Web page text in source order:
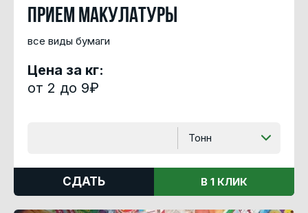
Прием макулатуры
все виды бумаги
Цена за кг:
от 2 до 9₽
Тонн
СДАТЬ В 1 КЛИК